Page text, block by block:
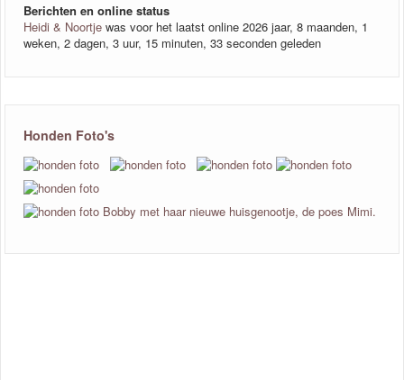
Berichten en online status
Heidi & Noortje was voor het laatst online 2026 jaar, 8 maanden, 1
weken, 2 dagen, 3 uur, 15 minuten, 33 seconden geleden
Honden Foto's